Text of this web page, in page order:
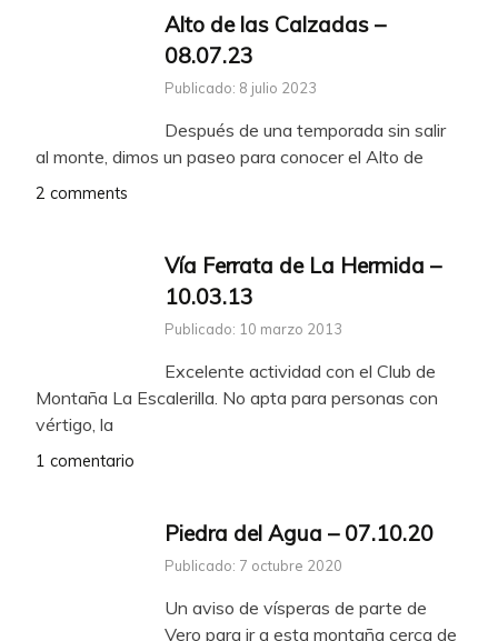
Alto de las Calzadas –
08.07.23
Publicado: 8 julio 2023
Después de una temporada sin salir
al monte, dimos un paseo para conocer el Alto de
2 comments
Vía Ferrata de La Hermida –
10.03.13
Publicado: 10 marzo 2013
Excelente actividad con el Club de
Montaña La Escalerilla. No apta para personas con
vértigo, la
1 comentario
Piedra del Agua – 07.10.20
Publicado: 7 octubre 2020
Un aviso de vísperas de parte de
Vero para ir a esta montaña cerca de